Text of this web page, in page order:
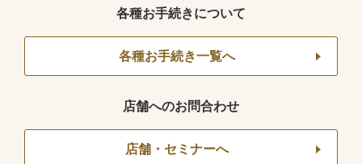
各種お手続きについて
各種お手続き一覧へ
店舗へのお問合わせ
店舗・セミナーへ